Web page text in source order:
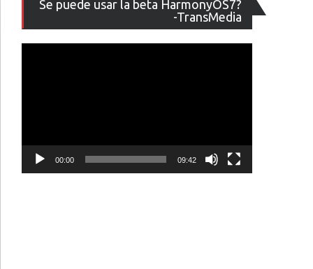
Se puede usar la beta HarmonyOS7?
-TransMedia
de
vídeo
00:00 09:42